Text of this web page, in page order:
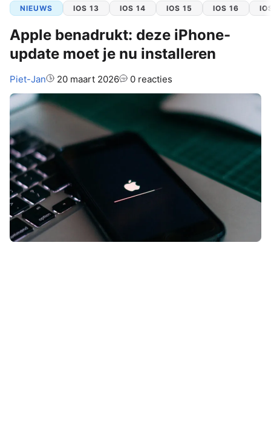
NIEUWS IOS 13 IOS 14 IOS 15 IOS 16
Apple benadrukt: deze iPhone-
update moet je nu installeren
Auteur:
Piet-Jan 20 maart 2026 0 reacties